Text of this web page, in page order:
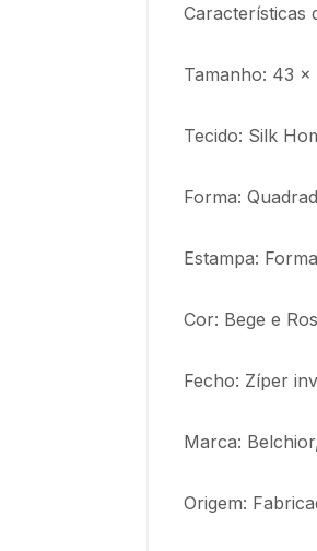
Características
Tamanho: 43 x
Tecido: Silk
Forma:
Estampa:
Cor: Bege e
Fecho: Zíper
Marca:
Origem: